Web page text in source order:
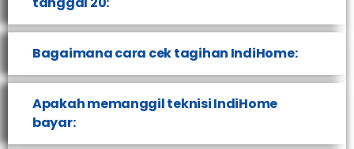
Bagaimana cara cek tagihan IndiHome:
Apakah memanggil teknisi IndiHome
bayar: